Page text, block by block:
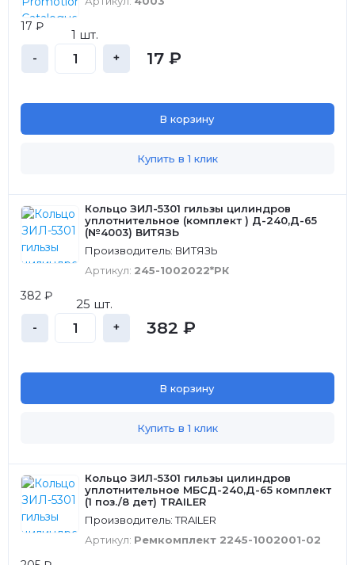
17 ₽
1 шт.
- + 17 ₽
В корзину
Купить в 1 клик
Кольцо ЗИЛ-5301 гильзы цилиндров
уплотнительное (комплект ) Д-240,Д-65
(№4003) ВИТЯЗЬ
Производитель: ВИТЯЗЬ
Артикул: 245-1002022*РК
382 ₽
25 шт.
- + 382 ₽
В корзину
Купить в 1 клик
Кольцо ЗИЛ-5301 гильзы цилиндров
уплотнительное МБСД-240,Д-65 комплект
(1 поз./8 дет) TRAILER
Производитель: TRAILER
Артикул: Ремкомплект 2245-1002001-02